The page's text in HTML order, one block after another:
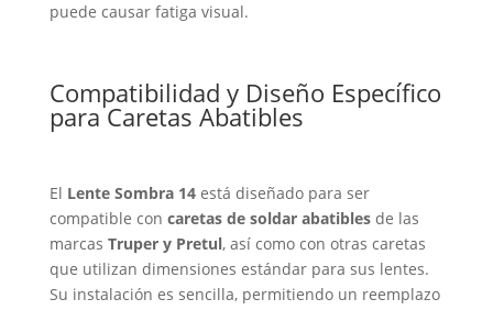
puede causar fatiga visual.
Compatibilidad y Diseño Específico
para Caretas Abatibles
El Lente Sombra 14está diseñado para ser
compatible con caretas de soldar abatiblesde las
marcas Truper y Pretul, así como con otras caretas
que utilizan dimensiones estándar para sus lentes.
Su instalación es sencilla, permitiendo un reemplazo